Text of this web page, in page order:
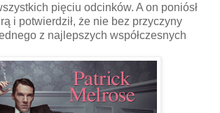
pięciu odcinków. A on poniósł
i potwierdził, że nie bez przyczyny
z najlepszych współczesnych